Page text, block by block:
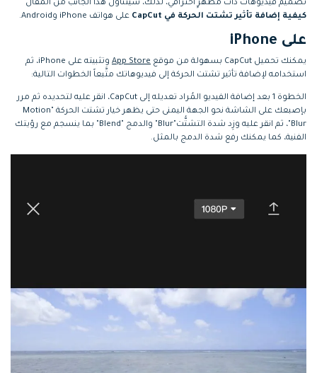
تصميم فيديوهات ذات مظهرٍ احترافي، لذلك، سيتناول هذا الجانب من المقال
كيفية إضافة تأثير تشتت الحركة في CapCut
على هواتف iPhone وAndroid.
على iPhone
يمكنك تحميل CapCut بسهولة من موقع App Store
وتثبيته على iPhone، ثم
استخدامه لإضافة تأثير تشتت الحركة إلى فيديوهاتك متَّبعاً الخطوات التالية:
الخطوة 1
بعد إضافة الفيديو المُراد تعديله إلى CapCut، انقر عليه لتحديده ثم مرر
بإصبعك على الشاشة نحو الجهة اليمنى حتى يظهر خيار تشتت الحركة "Motion
Blur"، ثم انقر عليه وزِد شدة التشتُّت"Blur" والدمج "Blend" بما ينسجم مع رؤيتك
الفنية، كما يمكنك رفع شدة الدمج بالمثل.